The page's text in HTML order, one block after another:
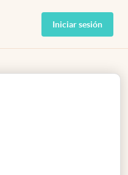
Iniciar sesión